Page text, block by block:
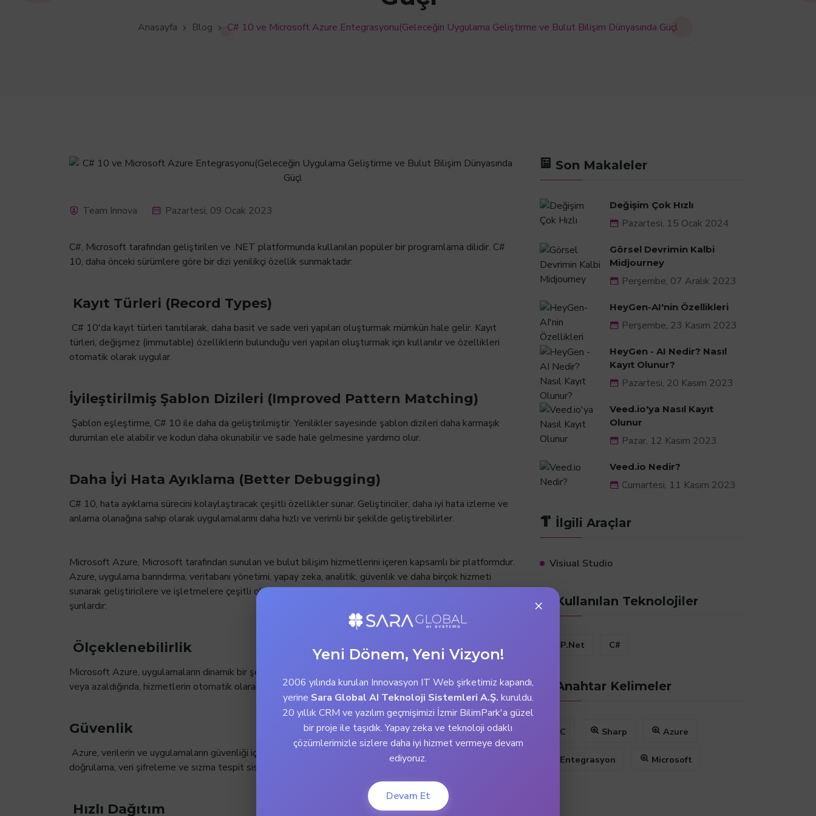
Anasayfa Blog C# 10 ve Microsoft Azure Entegrasyonu(Geleceğin Uygulama Geliştirme ve Bulut Bilişim Dünyasında Güçl
Team Innova Pazartesi, 09 Ocak 2023
C#, Microsoft tarafından geliştirilen ve .NET platformunda kullanılan popüler bir programlama dilidir. C#
10, daha önceki sürümlere göre bir dizi yenilikçi özellik sunmaktadır:
Kayıt Türleri (Record Types)
C# 10'da kayıt türleri tanıtılarak, daha basit ve sade veri yapıları oluşturmak mümkün hale gelir. Kayıt
türleri, değişmez (immutable) özelliklerin bulunduğu veri yapıları oluşturmak için kullanılır ve özellikleri
otomatik olarak uygular.
İyileştirilmiş Şablon Dizileri (Improved Pattern Matching)
Şablon eşleştirme, C# 10 ile daha da geliştirilmiştir. Yenilikler sayesinde şablon dizileri daha karmaşık
durumları ele alabilir ve kodun daha okunabilir ve sade hale gelmesine yardımcı olur.
Daha İyi Hata Ayıklama (Better Debugging)
C# 10, hata ayıklama sürecini kolaylaştıracak çeşitli özellikler sunar. Geliştiriciler, daha iyi hata izleme ve
anlama olanağına sahip olarak uygulamalarını daha hızlı ve verimli bir şekilde geliştirebilirler.
Microsoft Azure, Microsoft tarafından sunulan ve bulut bilişim hizmetlerini içeren kapsamlı bir platformdur.
Azure, uygulama barındırma, veritabanı yönetimi, yapay zeka, analitik, güvenlik ve daha birçok hizmeti
sunarak geliştiricilere ve işletmelere çeşitli olanaklar sağlar. Microsoft Azure'in başlıca avantajları
şunlardır:
Ölçeklenebilirlik
Microsoft Azure, uygulamaların dinamik bir şekilde ölçeklendirilmesine olanak tanır. İş yükleri arttığında
veya azaldığında, hizmetlerin otomatik olarak ayarlanması sayesinde kaynaklar verimli bir şekilde kullanılır.
Güvenlik
Azure, verilerin ve uygulamaların güvenliği için kapsamlı bir güvenlik altyapısı sunar. Gelişmiş kimlik
doğrulama, veri şifreleme ve sızma tespit sistemleri, güvenli bir bulut ortamı sağlar.
Hızlı Dağıtım
Son Makaleler
Değişim Çok Hızlı
Pazartesi, 15 Ocak 2024
Görsel Devrimin Kalbi
Midjourney
Perşembe, 07 Aralık 2023
HeyGen-AI'nin Özellikleri
Perşembe, 23 Kasım 2023
HeyGen - AI Nedir? Nasıl
Kayıt Olunur?
Pazartesi, 20 Kasım 2023
Veed.io'ya Nasıl Kayıt
Olunur
Pazar, 12 Kasım 2023
Veed.io Nedir?
Cumartesi, 11 Kasım 2023
İlgili Araçlar
Visiual Studio
Kullanılan Teknolojiler
ASP.Net C#
Anahtar Kelimeler
C Sharp Azure
Entegrasyon Microsoft
×
Yeni Dönem, Yeni Vizyon!
2006 yılında kurulan Innovasyon IT Web şirketimiz kapandı,
yerine Sara Global AI Teknoloji Sistemleri A.Ş. kuruldu.
20 yıllık CRM ve yazılım geçmişimizi İzmir BilimPark'a güzel
bir proje ile taşıdık. Yapay zeka ve teknoloji odaklı
çözümlerimizle sizlere daha iyi hizmet vermeye devam
ediyoruz.
Devam Et